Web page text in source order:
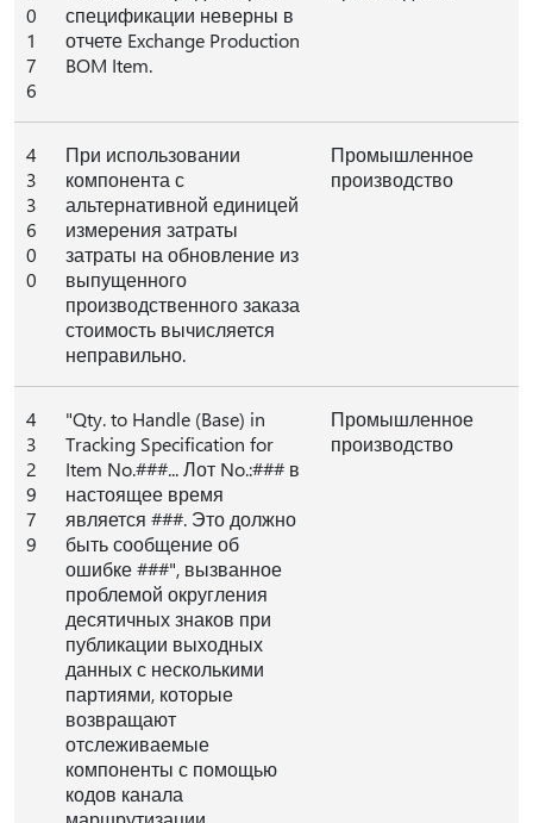
0
1
7
6
спецификации неверны в
отчете Exchange Production
BOM Item.
4
3
3
6
0
0
При использовании
компонента с
альтернативной единицей
измерения затраты
затраты на обновление из
выпущенного
производственного заказа
стоимость вычисляется
неправильно.
Промышленное
производство
4
3
2
9
7
9
"Qty. to Handle (Base) in
Tracking Specification for
Item No.###... Лот No.:### в
настоящее время
является ###. Это должно
быть сообщение об
ошибке ###", вызванное
проблемой округления
десятичных знаков при
публикации выходных
данных с несколькими
партиями, которые
возвращают
отслеживаемые
компоненты с помощью
кодов канала
Промышленное
производство